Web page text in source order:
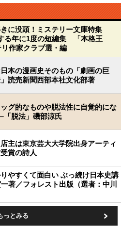
に没頭！ミステリー文庫特集
る年に1度の短編集 「本格王
作家クラブ選・編
本の漫画史そのもの「劇画の巨
読売新聞西部本社文化部著
ッグ的なものや脱法性に自覚的にな
「脱法」磯部涼氏
主は東京芸大大学院出身アーティ
賞の詩人
りやすくて面白い ぶっ続け日本史講
著／フォレスト出版（選者：中川
っとみる